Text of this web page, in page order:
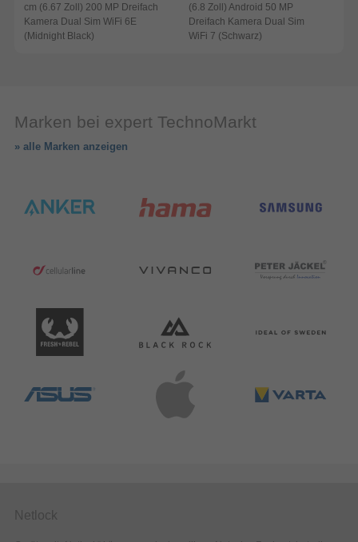
cm (6.67 Zoll) 200 MP Dreifach
Kamera Dual Sim WiFi 6E
(Midnight Black)
(6.8 Zoll) Android 50 MP
Dreifach Kamera Dual Sim
WiFi 7 (Schwarz)
Marken bei expert TechnoMarkt
» alle Marken anzeigen
Netlock